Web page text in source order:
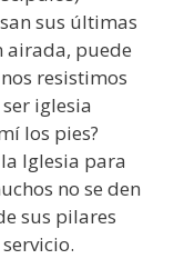
sus últimas
airada, puede
resistimos
iglesia
los pies?
Iglesia para
no se den
sus pilares